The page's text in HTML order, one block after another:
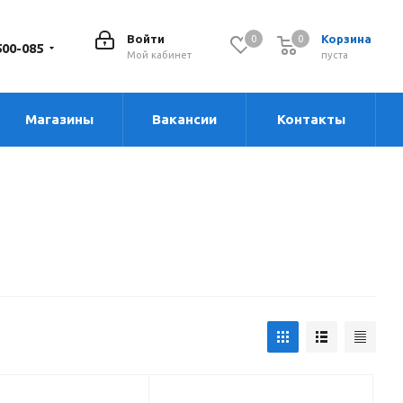
0 Корзина
0
пуста
0
Войти
Мой кабинет
085
Магазины Вакансии Контакты